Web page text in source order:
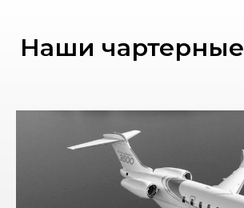
Наши чартерные